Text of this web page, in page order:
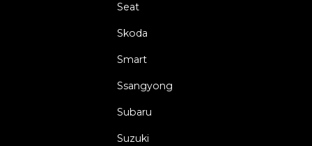
Seat
Skoda
Smart
Ssangyong
Subaru
Suzuki